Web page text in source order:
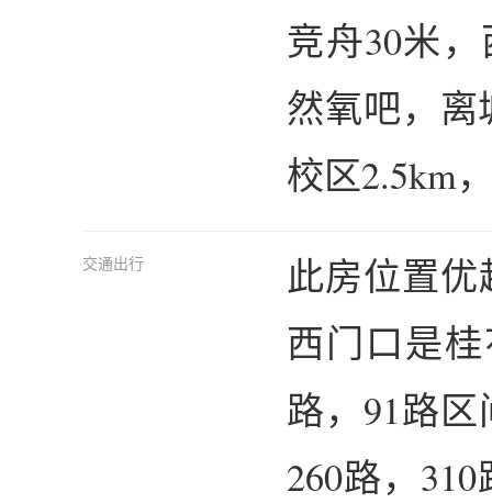
竞舟30米
然氧吧，离
校区2.5km
交通出行
此房位置优
西门口是
路，91路区
260路，